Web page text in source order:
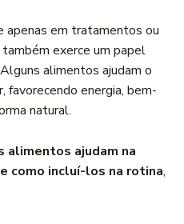
apenas em tratamentos ou
exerce um papel
alimentos ajudam o
favorecendo energia, bem-
natural.
alimentos ajudam na
como incluí-los na rotina,